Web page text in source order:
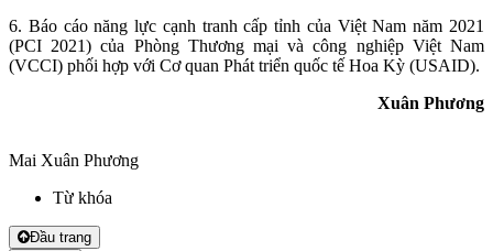
6. Báo cáo năng lực cạnh tranh cấp tỉnh của Việt Nam năm 2021
(PCI 2021) của Phòng Thương mại và công nghiệp Việt Nam
(VCCI) phối hợp với Cơ quan Phát triển quốc tế Hoa Kỳ (USAID).
Xuân Phương
Mai Xuân Phương
Từ khóa
Đầu trang